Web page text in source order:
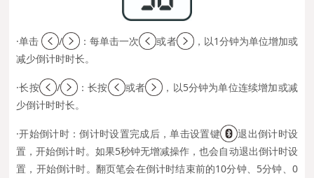
·单击 / ：每单击一次 或者
，以1分钟为单位增加或
减少倒计时时长。
·长按 / ：长按 或者
，以5分钟为单位连续增加或减
少倒计时时长。
·开始倒计时：倒计时设置完成后，单击设置键
退出倒计时设
置，开始倒计时。如果5秒钟无增减操作，也会自动退出倒计时设
置，开始倒计时。翻页笔会在倒计时结束前的10分钟、5分钟、0